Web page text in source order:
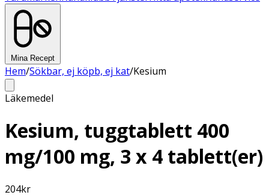
Mina Recept
Hem/Sökbar, ej köpb, ej kat/Kesium
Läkemedel
Kesium, tuggtablett 400
mg/100 mg, 3 x 4 tablett(er)
204kr